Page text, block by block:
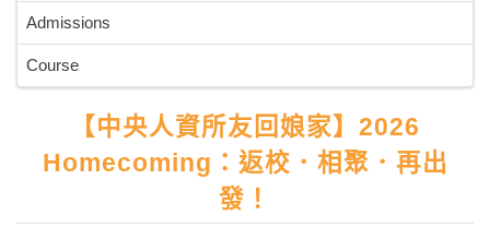
Admissions
Course
【中央人資所友回娘家】2026
Homecoming：返校．相聚．再出
發！